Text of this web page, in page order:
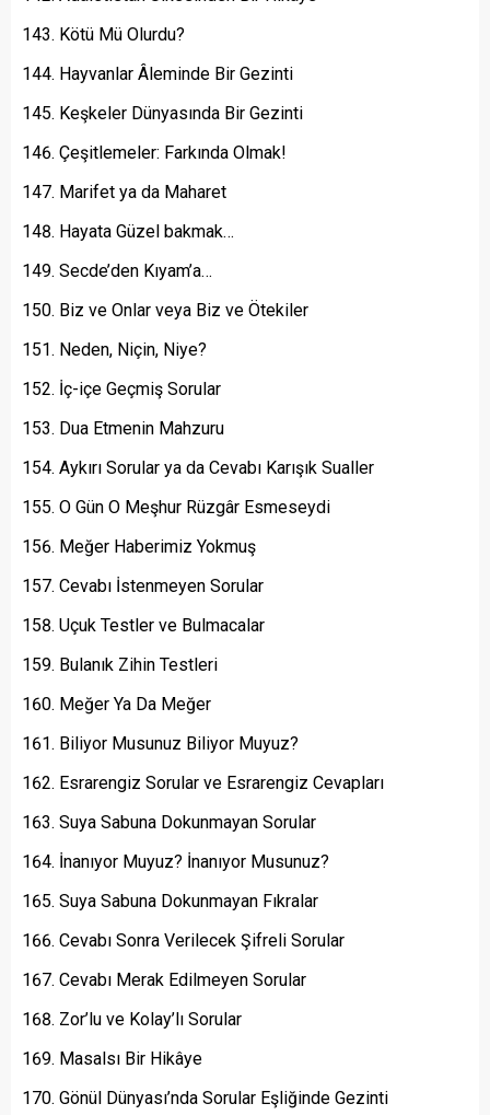
Kötü Mü Olurdu?
Hayvanlar Âleminde Bir Gezinti
Keşkeler Dünyasında Bir Gezinti
Çeşitlemeler: Farkında Olmak!
Marifet ya da Maharet
Hayata Güzel bakmak…
Secde’den Kıyam’a…
Biz ve Onlar veya Biz ve Ötekiler
Neden, Niçin, Niye?
İç-içe Geçmiş Sorular
Dua Etmenin Mahzuru
Aykırı Sorular ya da Cevabı Karışık Sualler
O Gün O Meşhur Rüzgâr Esmeseydi
Meğer Haberimiz Yokmuş
Cevabı İstenmeyen Sorular
Uçuk Testler ve Bulmacalar
Bulanık Zihin Testleri
Meğer Ya Da Meğer
Biliyor Musunuz Biliyor Muyuz?
Esrarengiz Sorular ve Esrarengiz Cevapları
Suya Sabuna Dokunmayan Sorular
İnanıyor Muyuz? İnanıyor Musunuz?
Suya Sabuna Dokunmayan Fıkralar
Cevabı Sonra Verilecek Şifreli Sorular
Cevabı Merak Edilmeyen Sorular
Zor’lu ve Kolay’lı Sorular
Masalsı Bir Hikâye
Gönül Dünyası’nda Sorular Eşliğinde Gezinti